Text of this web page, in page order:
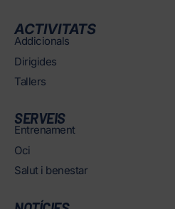
ACTIVITATS
Addicionals
Dirigides
Tallers
SERVEIS
Entrenament
Oci
Salut i benestar